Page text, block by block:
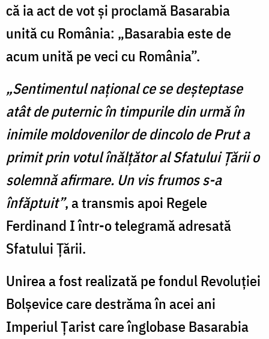
că ia act de vot și proclamă Basarabia
unită cu România: „Basarabia este de
acum unită pe veci cu România”.
„Sentimentul naţional ce se deşteptase
atât de puternic în timpurile din urmă în
inimile moldovenilor de dincolo de Prut a
primit prin votul înălţător al Sfatului Ţării o
solemnă afirmare. Un vis frumos s-a
înfăptuit”, a transmis apoi Regele
Ferdinand I într-o telegramă adresată
Sfatului Țării.
Unirea a fost realizată pe fondul Revoluției
Bolșevice care destrăma în acei ani
Imperiul Țarist care înglobase Basarabia